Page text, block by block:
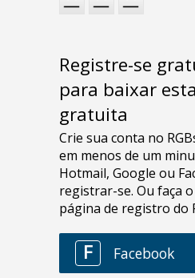
Registre-se
para baixar
gratuita